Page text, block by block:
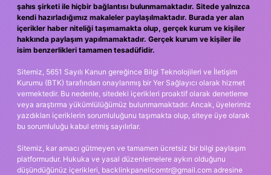
şahıs şirketi ile hiçbir bağlantısı bulunmamaktadır. Sitede yalnızca
kendi hazırladığımız makaleler paylaşılmaktadır. Burada yer alan
içerikler haber niteliği taşımamakta olup, gerçek kurum ve kişiler
hakkında paylaşım yapılmamaktadır. Gerçek kurum ve kişiler ile
isim benzerlikleri tamamen tesadüfidir.
Sitemiz, 5651 Sayılı Kanun gereğince Bilgi Teknolojileri ve İletişim
Kurumu (BTK) tarafından onaylanmış bir Yer Sağlayıcı olarak hizmet
vermektedir. Bu nedenle, sitedeki içerikleri proaktif olarak denetleme
veya araştırma yükümlülüğümüz bulunmamaktadır. Ancak, üyelerimiz
yazdıkları içeriklerin sorumluluğunu taşımakta olup, siteye üye olarak
bu sorumluluğu kabul etmiş sayılırlar.
Sitemiz, kar amacı gütmeyen ve tamamen ücretsiz bir bilgi paylaşım
platformudur. Hukuka ve yasal düzenlemelere aykırı olduğunu
düşündüğünüz içerikleri, backlinkpanelicomtr@gmail.com adresine